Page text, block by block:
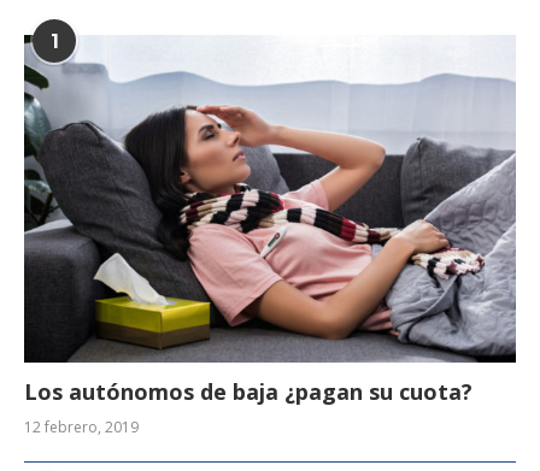
1
Los autónomos de baja ¿pagan su cuota?
12 febrero, 2019